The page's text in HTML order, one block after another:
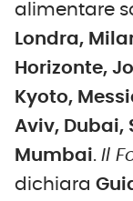
alimentare
Londra,
Horizonte,
Kyoto,
Aviv, Dubai,
Mumbai. Il
dichiara